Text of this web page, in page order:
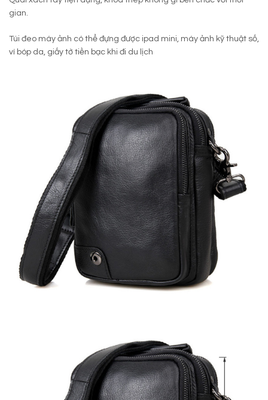
gian.
Túi đeo máy ảnh có thể đựng được ipad mini, máy ảnh kỹ thuật số,
ví bóp da, giấy tờ tiền bạc khi đi du lịch